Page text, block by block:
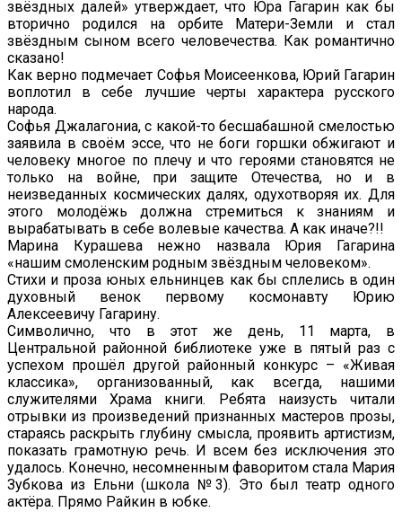
звёздных далей» утверждает, что Юра Гагарин как бы
вторично родился на орбите Матери-Земли и стал
звёздным сыном всего человечества. Как романтично
сказано!
Как верно подмечает Софья Моисеенкова, Юрий Гагарин
воплотил в себе лучшие черты характера русского
народа.
Софья Джалагониа, с какой-то бесшабашной смелостью
заявила в своём эссе, что не боги горшки обжигают и
человеку многое по плечу и что героями становятся не
только на войне, при защите Отечества, но и в
неизведанных космических далях, одухотворяя их. Для
этого молодёжь должна стремиться к знаниям и
вырабатывать в себе волевые качества. А как иначе?!!
Марина Курашева нежно назвала Юрия Гагарина
«нашим смоленским родным звёздным человеком».
Стихи и проза юных ельнинцев как бы сплелись в один
духовный венок первому космонавту Юрию
Алексеевичу Гагарину.
Символично, что в этот же день, 11 марта, в
Центральной районной библиотеке уже в пятый раз с
успехом прошёл другой районный конкурс – «Живая
классика», организованный, как всегда, нашими
служителями Храма книги. Ребята наизусть читали
отрывки из произведений признанных мастеров прозы,
стараясь раскрыть глубину смысла, проявить артистизм,
показать грамотную речь. И всем без исключения это
удалось. Конечно, несомненным фаворитом стала Мария
Зубкова из Ельни (школа №3). Это был театр одного
актёра. Прямо Райкин в юбке.